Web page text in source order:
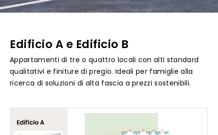
Edificio A e Edificio B
Appartamenti di tre o quattro locali con alti standard
qualitativi e finiture di pregio. Ideali per famiglie alla
ricerca di soluzioni di alta fascia a prezzi sostenibili.